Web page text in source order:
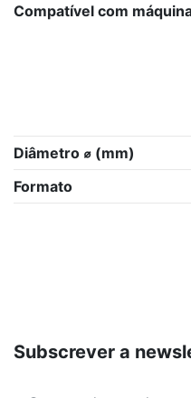
Compatível com
Diâmetro ⌀ (mm)
Formato
Subscrever a